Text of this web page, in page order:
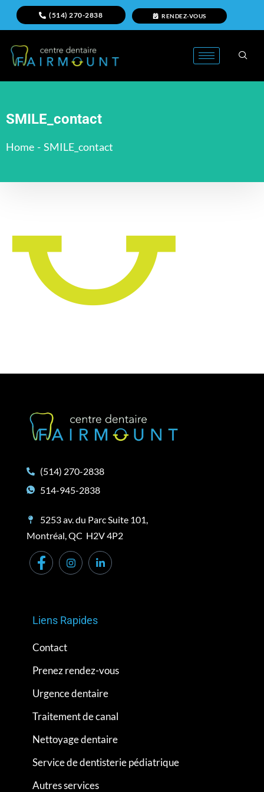
(514) 270-2838 RENDEZ-VOUS
SMILE_contact
Home - SMILE_contact
(514) 270-2838
514-945-2838
5253 av. du Parc Suite 101,
Montréal, QC H2V 4P2
Liens Rapides
Contact
Prenez rendez-vous
Urgence dentaire
Traitement de canal
Nettoyage dentaire
Service de dentisterie pédiatrique
Autres services